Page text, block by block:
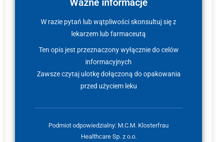
Ważne informacje
W razie pytań lub wątpliwości skonsultuj się z
lekarzem lub farmaceutą
Ten opis jest przeznaczony wyłącznie do celów
informacyjnych
Zawsze czytaj ulotkę dołączoną do opakowania
przed użyciem leku
Podmiot odpowiedzialny: M.C.M. Klosterfrau
Healthcare Sp. z o.o.